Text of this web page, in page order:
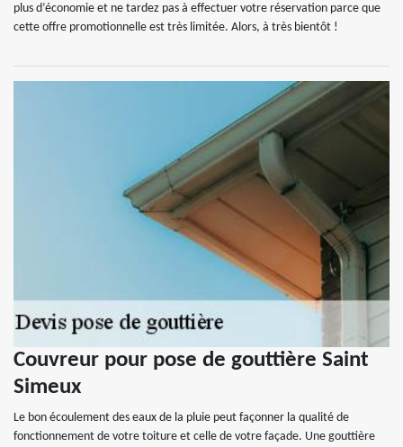
plus d’économie et ne tardez pas à effectuer votre réservation parce que
cette offre promotionnelle est très limitée. Alors, à très bientôt !
Couvreur pour pose de gouttière Saint
Simeux
Le bon écoulement des eaux de la pluie peut façonner la qualité de
fonctionnement de votre toiture et celle de votre façade. Une gouttière